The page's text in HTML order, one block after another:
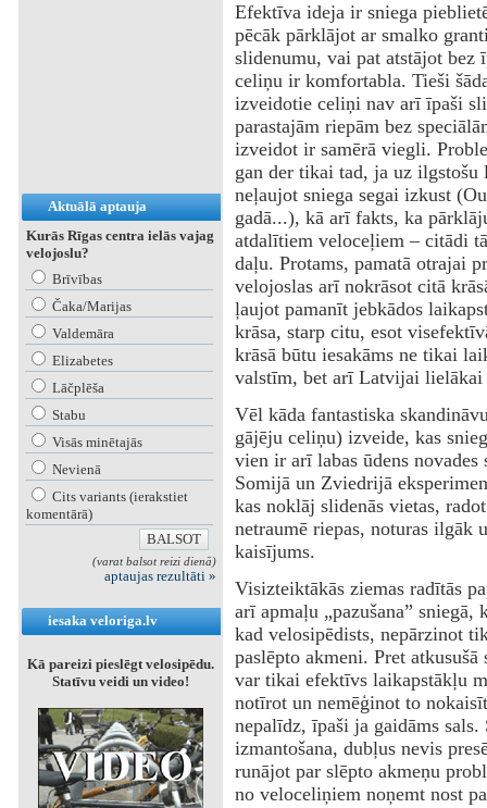
Aktuālā aptauja
Kurās Rīgas centra ielās vajag
velojoslu?
Brīvības
Čaka/Marijas
Valdemāra
Elizabetes
Lāčplēša
Stabu
Visās minētajās
Nevienā
Cits variants (ierakstiet
komentārā)
(varat balsot reizi dienā)
aptaujas rezultāti »
iesaka veloriga.lv
Kā pareizi pieslēgt velosipēdu.
Statīvu veidi un video!
‌Efektīva ideja ir sniega
pēcāk pārklājot ar smalko
slidenumu, vai pat atstājot bez
celiņu ir komfortabla. Tieši
izveidotie celiņi nav arī īpaši
parastajām riepām bez
izveidot ir samērā viegli.
gan der tikai tad, ja uz ilgstošu
neļaujot sniega segai izkust
gadā...), kā arī fakts, ka
atdalītiem veloceļiem – citādi
daļu. Protams, pamatā otrajai
velojoslas arī nokrāsot citā
ļaujot pamanīt jebkādos
krāsa, starp citu, esot
krāsā būtu iesakāms ne tikai
valstīm, bet arī Latvijai lielākai
‌Vēl kāda fantastiska
gājēju celiņu) izveide, kas
vien ir arī labas ūdens novades
Somijā un Zviedrijā
kas noklāj slidenās vietas,
netraumē riepas, noturas ilgāk
kaisījums.
‌Visizteiktākās ziemas radītās
arī apmaļu „pazušana” sniegā,
kad velosipēdists, nepārzinot
paslēpto akmeni. Pret
var tikai efektīvs laikapstākļu
notīrot un nemēģinot to
nepalīdz, īpaši ja gaidāms
izmantošana, dubļus nevis
runājot par slēpto akmeņu
no veloceliņiem noņemt nost